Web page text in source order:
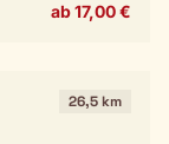
ab 17,00 €
26,5 km